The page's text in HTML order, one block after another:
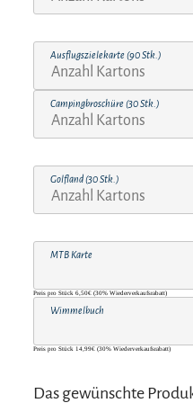
Ausflugszielekarte (90 Stk.)
Campingbroschüre (30 Stk.)
Golfland (30 Stk.)
MTB Karte
Preis pro Stück 6,50€ (30% Wiederverkaufsrabatt)
Wimmelbuch
Preis pro Stück 14,99€ (30% Wiederverkaufsrabatt)
Das gewünschte